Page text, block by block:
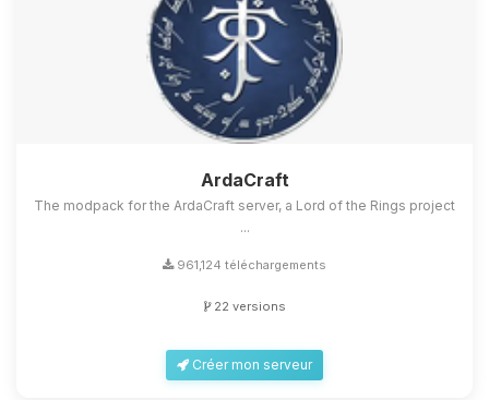
ArdaCraft
The modpack for the ArdaCraft server, a Lord of the Rings project
...
961,124 téléchargements
22 versions
Créer mon serveur